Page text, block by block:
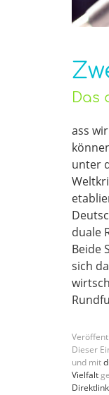
Das
ass
unter
duale
Beide
sich
Dieser
und mit
Vielfalt
Direktlink